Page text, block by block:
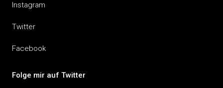
Instagram
Twitter
Facebook
Folge mir auf Twitter